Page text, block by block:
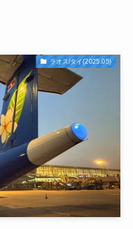
ラオス/タイ(2025.05)